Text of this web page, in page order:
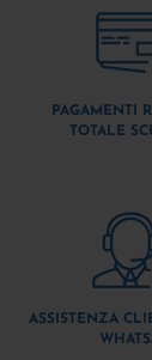
PAGAMENTI
TOTALE
ASSISTENZA